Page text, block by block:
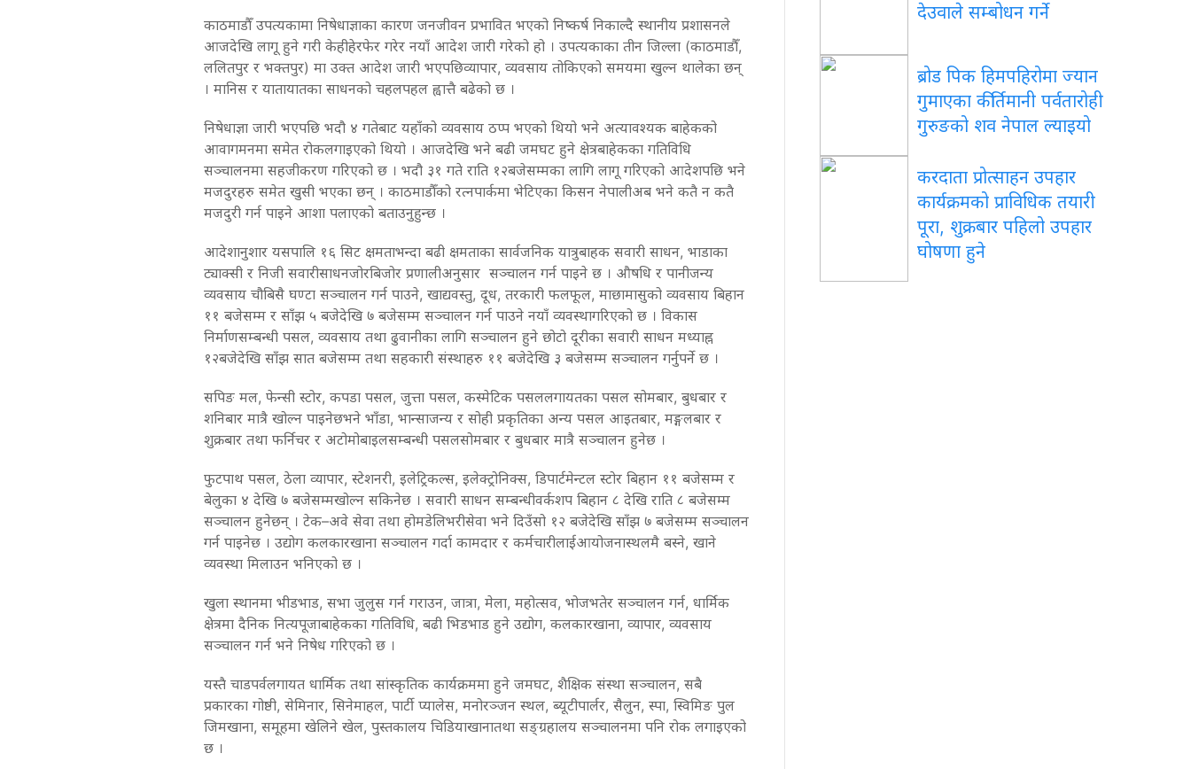
काठमाडौँ उपत्यकामा निषेधाज्ञाका कारण जनजीवन प्रभावित भएको निष्कर्ष निकाल्दै स्थानीय प्रशासनले
आजदेखि लागू हुने गरी केहीहेरफेर गरेर नयाँ आदेश जारी गरेको हो । उपत्यकाका तीन जिल्ला(काठमाडौँ,
ललितपुर र भक्तपुर) मा उक्त आदेश जारी भएपछिव्यापार, व्यवसाय तोकिएको समयमा खुल्न थालेका छन्
। मानिस र यातायातका साधनको चहलपहल ह्वात्तै बढेको छ ।
निषेधाज्ञा जारी भएपछि भदौ ४ गतेबाट यहाँको व्यवसाय ठप्प भएको थियो भने अत्यावश्यक बाहेकको
आवागमनमा समेत रोकलगाइएको थियो । आजदेखि भने बढी जमघट हुने क्षेत्रबाहेकका गतिविधि
सञ्चालनमा सहजीकरण गरिएको छ । भदौ ३१ गते राति १२बजेसम्मका लागि लागू गरिएको आदेशपछि भने
मजदुरहरु समेत खुसी भएका छन् । काठमाडौँको रत्नपार्कमा भेटिएका किसन नेपालीअब भने कतै न कतै
मजदुरी गर्न पाइने आशा पलाएको बताउनुहुन्छ ।
आदेशानुशार यसपालि १६ सिट क्षमताभन्दा बढी क्षमताका सार्वजनिक यात्रुबाहक सवारी साधन, भाडाका
ट्याक्सी र निजी सवारीसाधनजोरबिजोर प्रणालीअनुसार सञ्चालन गर्न पाइने छ । औषधि र पानीजन्य
व्यवसाय चौबिसै घण्टा सञ्चालन गर्न पाउने, खाद्यवस्तु, दूध, तरकारी फलफूल, माछामासुको व्यवसाय बिहान
११ बजेसम्म र साँझ ५ बजेदेखि ७ बजेसम्म सञ्चालन गर्न पाउने नयाँ व्यवस्थागरिएको छ । विकास
निर्माणसम्बन्धी पसल, व्यवसाय तथा ढुवानीका लागि सञ्चालन हुने छोटो दूरीका सवारी साधन मध्याह्न
१२बजेदेखि साँझ सात बजेसम्म तथा सहकारी संस्थाहरु ११ बजेदेखि ३ बजेसम्म सञ्चालन गर्नुपर्ने छ ।
सपिङ मल, फेन्सी स्टोर, कपडा पसल, जुत्ता पसल, कस्मेटिक पसललगायतका पसल सोमबार, बुधबार र
शनिबार मात्रै खोल्न पाइनेछभने भाँडा, भान्साजन्य र सोही प्रकृतिका अन्य पसल आइतबार, मङ्गलबार र
शुक्रबार तथा फर्निचर र अटोमोबाइलसम्बन्धी पसलसोमबार र बुधबार मात्रै सञ्चालन हुनेछ ।
फुटपाथ पसल, ठेला व्यापार, स्टेशनरी, इलेट्रिकल्स, इलेक्ट्रोनिक्स, डिपार्टमेन्टल स्टोर बिहान ११ बजेसम्म र
बेलुका ४ देखि ७ बजेसम्मखोल्न सकिनेछ । सवारी साधन सम्बन्धीवर्कशप बिहान ८ देखि राति ८ बजेसम्म
सञ्चालन हुनेछन् । टेक–अवे सेवा तथा होमडेलिभरीसेवा भने दिउँसो १२ बजेदेखि साँझ ७ बजेसम्म सञ्चालन
गर्न पाइनेछ । उद्योग कलकारखाना सञ्चालन गर्दा कामदार र कर्मचारीलाईआयोजनास्थलमै बस्ने, खाने
व्यवस्था मिलाउन भनिएको छ ।
खुला स्थानमा भीडभाड, सभा जुलुस गर्न गराउन, जात्रा, मेला, महोत्सव, भोजभतेर सञ्चालन गर्न, धार्मिक
क्षेत्रमा दैनिक नित्यपूजाबाहेकका गतिविधि, बढी भिडभाड हुने उद्योग, कलकारखाना, व्यापार, व्यवसाय
सञ्चालन गर्न भने निषेध गरिएको छ ।
यस्तै चाडपर्वलगायत धार्मिक तथा सांस्कृतिक कार्यक्रममा हुने जमघट, शैक्षिक संस्था सञ्चालन, सबै
प्रकारका गोष्ठी, सेमिनार, सिनेमाहल, पार्टी प्यालेस, मनोरञ्जन स्थल, ब्यूटीपार्लर, सैलुन, स्पा, स्विमिङ पुल
जिमखाना, समूहमा खेलिने खेल, पुस्तकालय चिडियाखानातथा सङ्ग्रहालय सञ्चालनमा पनि रोक लगाइएको
छ ।
देउवाले सम्बोधन गर्ने
ब्रोड पिक हिमपहिरोमा ज्यान
गुमाएका कीर्तिमानी पर्वतारोही
गुरुङको शव नेपाल ल्याइयो
करदाता प्रोत्साहन उपहार
कार्यक्रमको प्राविधिक तयारी
पूरा, शुक्रबार पहिलो उपहार
घोषणा हुने